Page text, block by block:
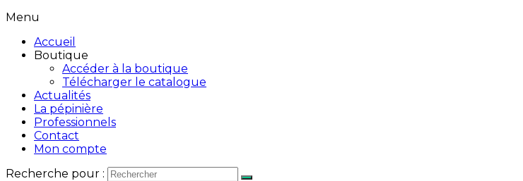
Menu
Accueil
Boutique
Accéder à la boutique
Télécharger le catalogue
Actualités
La pépinière
Professionnels
Contact
Mon compte
Recherche pour :